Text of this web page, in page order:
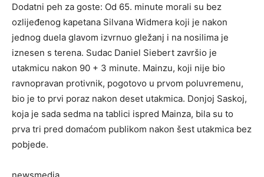
Dodatni peh za goste: Od 65. minute morali su bez
ozlijeđenog kapetana Silvana Widmera koji je nakon
jednog duela glavom izvrnuo gležanj i na nosilima je
iznesen s terena. Sudac Daniel Siebert završio je
utakmicu nakon 90 + 3 minute. Mainzu, koji nije bio
ravnopravan protivnik, pogotovo u prvom poluvremenu,
bio je to prvi poraz nakon deset utakmica. Donjoj Saskoj,
koja je sada sedma na tablici ispred Mainza, bila su to
prva tri pred domaćom publikom nakon šest utakmica bez
pobjede.